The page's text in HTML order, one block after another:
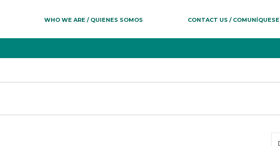
WHO WE ARE / QUIENES SOMOS CONTACT US / COMUNÍQUESE